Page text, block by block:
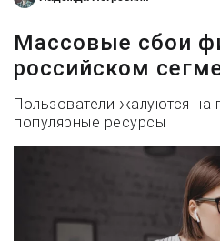
Массовые сбои
российском
Пользователи жалуются
популярные ресурсы